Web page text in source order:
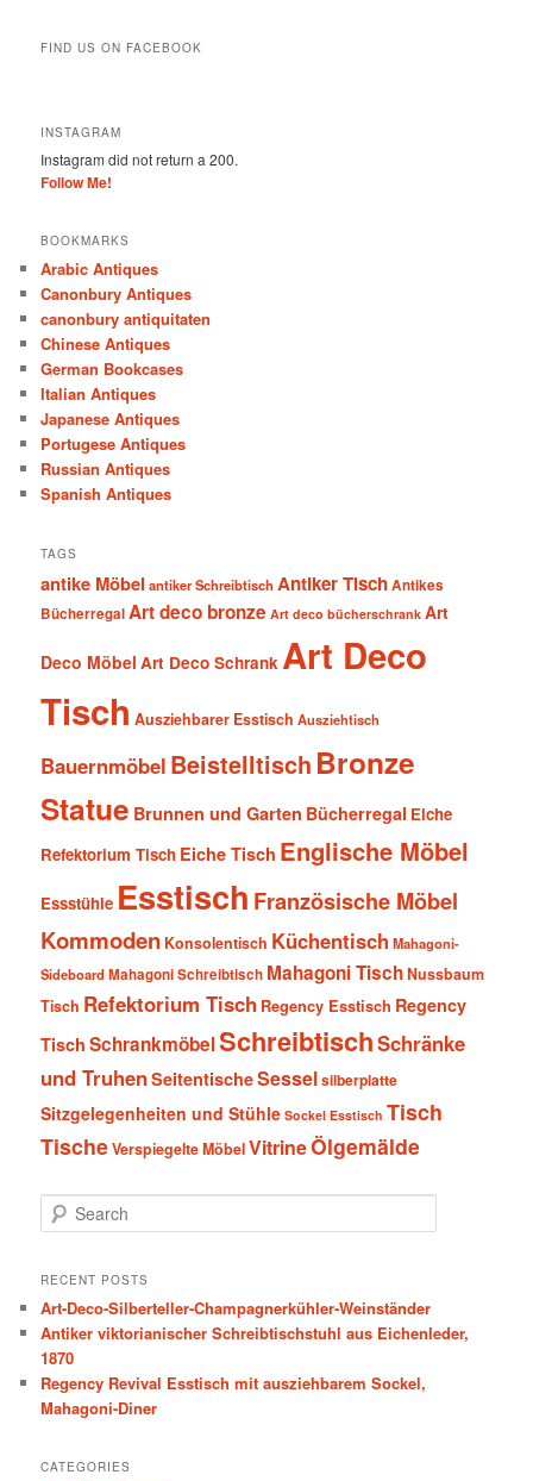
FIND US ON FACEBOOK
INSTAGRAM
Instagram did not return a 200.
Follow Me!
BOOKMARKS
Arabic Antiques
Canonbury Antiques
canonbury antiquitaten
Chinese Antiques
German Bookcases
Italian Antiques
Japanese Antiques
Portugese Antiques
Russian Antiques
Spanish Antiques
TAGS
antike Möbel antiker Schreibtisch Antiker TischAntikes
BücherregalArt deco bronze Art deco bücherschrank Art
Deco Möbel Art Deco Schrank Art Deco
Tisch Ausziehbarer Esstisch Ausziehtisch
Bauernmöbel Beistelltisch Bronze
Statue Brunnen und Garten Bücherregal Eiche
Refektorium Tisch Eiche Tisch Englische Möbel
Essstühle Esstisch Französische Möbel
Kommoden Konsolentisch Küchentisch Mahagoni-
SideboardMahagoni Schreibtisch Mahagoni TischNussbaum
Tisch Refektorium Tisch Regency Esstisch Regency
Tisch SchrankmöbelSchreibtischSchränke
und TruhenSeitentischeSesselsilberplatte
Sitzgelegenheiten und Stühle Sockel Esstisch Tisch
TischeVerspiegelte MöbelVitrineÖlgemälde
e
r
h
RECENT POSTS
Art-Deco-Silberteller-Champagnerkühler-Weinständer
Antiker viktorianischer Schreibtischstuhl aus Eichenleder,
1870
Regency Revival Esstisch mit ausziehbarem Sockel,
Mahagoni-Diner
CATEGORIES